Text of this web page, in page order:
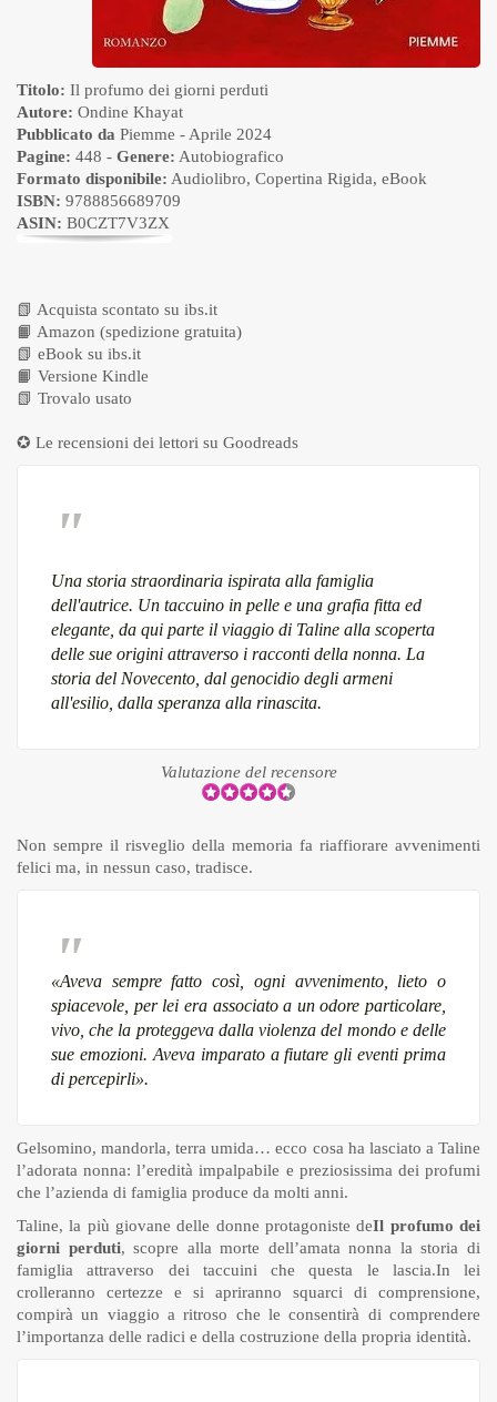
Titolo: Il profumo dei giorni perduti
Autore: Ondine Khayat
Pubblicato da Piemme - Aprile 2024
Pagine: 448 - Genere: Autobiografico
Formato disponibile: Audiolibro, Copertina Rigida, eBook
ISBN: 9788856689709
ASIN: B0CZT7V3ZX
📗 Acquista scontato su ibs.it
📙 Amazon (spedizione gratuita)
📗 eBook su ibs.it
📙 Versione Kindle
📗 Trovalo usato
✪ Le recensioni dei lettori su Goodreads
Una storia straordinaria ispirata alla famiglia
dell'autrice. Un taccuino in pelle e una grafia fitta ed
elegante, da qui parte il viaggio di Taline alla scoperta
delle sue origini attraverso i racconti della nonna. La
storia del Novecento, dal genocidio degli armeni
all'esilio, dalla speranza alla rinascita.
Valutazione del recensore
Non sempre il risveglio della memoria fa riaffiorare avvenimenti
felici ma, in nessun caso, tradisce.
«Aveva sempre fatto così, ogni avvenimento, lieto o
spiacevole, per lei era associato a un odore particolare,
vivo, che la proteggeva dalla violenza del mondo e delle
sue emozioni. Aveva imparato a fiutare gli eventi prima
di percepirli».
Gelsomino, mandorla, terra umida… ecco cosa ha lasciato a Taline
l’adorata nonna: l’eredità impalpabile e preziosissima dei profumi
che l’azienda di famiglia produce da molti anni.
Taline, la più giovane delle donne protagoniste deIl profumo dei
giorni perduti, scopre alla morte dell’amata nonna la storia di
famiglia attraverso dei taccuini che questa le lascia.In lei
crolleranno certezze e si apriranno squarci di comprensione,
compirà un viaggio a ritroso che le consentirà di comprendere
l’importanza delle radici e della costruzione della propria identità.